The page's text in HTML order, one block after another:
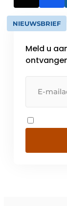
NIEUWSBRIEF
Meld u